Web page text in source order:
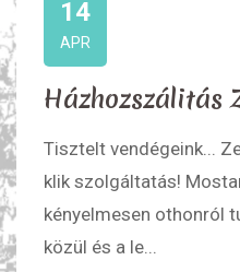
14
APR
Házhozszálitás
Tisztelt vendégeink...
klik szolgáltatás!
kényelmesen othonról
közül és a le...